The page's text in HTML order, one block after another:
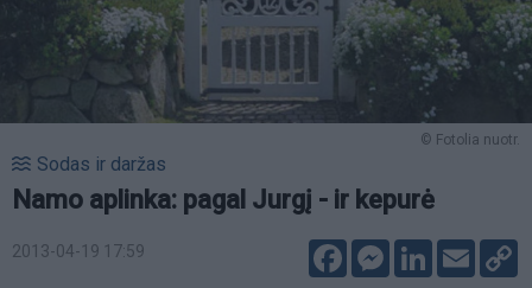
© Fotolia nuotr.
Sodas ir daržas
Namo aplinka: pagal Jurgį - ir kepurė
2013-04-19 17:59 FacebookMessenger
LinkedIn
Email